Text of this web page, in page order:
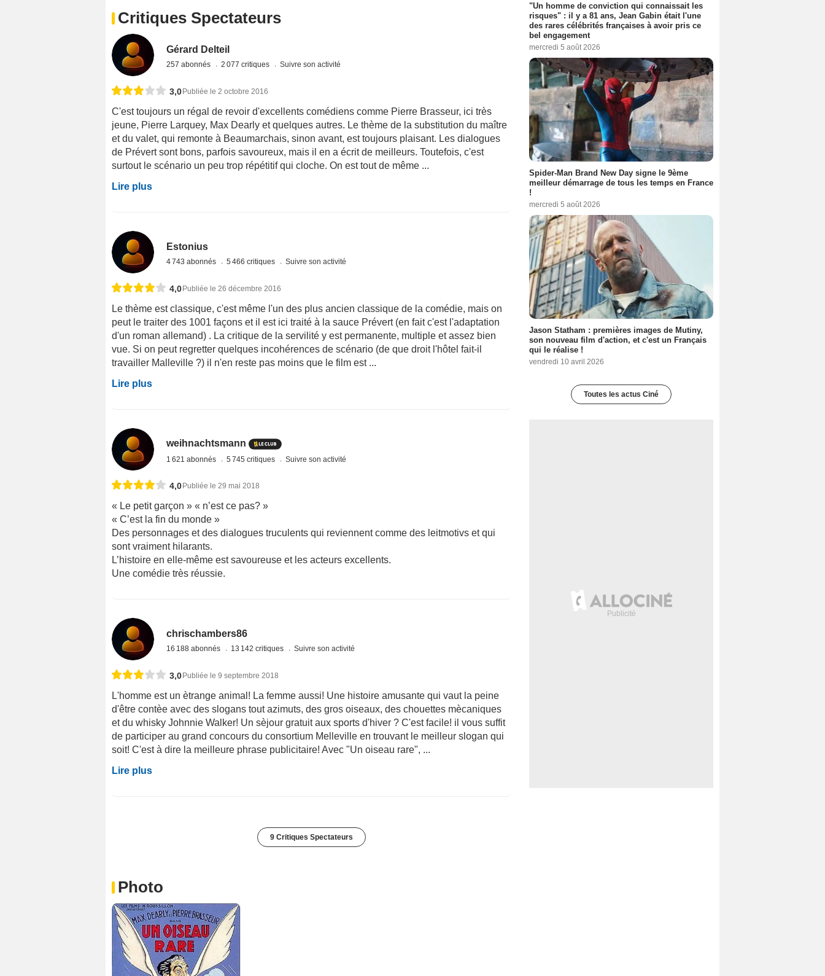
Critiques Spectateurs
Gérard Delteil
257 abonnés 2 077 critiques Suivre son activité
3,0Publiée le 2 octobre 2016
C'est toujours un régal de revoir d'excellents comédiens comme Pierre Brasseur, ici très
jeune, Pierre Larquey, Max Dearly et quelques autres. Le thème de la substitution du maître
et du valet, qui remonte à Beaumarchais, sinon avant, est toujours plaisant. Les dialogues
de Prévert sont bons, parfois savoureux, mais il en a écrit de meilleurs. Toutefois, c'est
surtout le scénario un peu trop répétitif qui cloche. On est tout de même ...
Lire plus
Estonius
4 743 abonnés 5 466 critiques Suivre son activité
4,0 Publiée le 26 décembre 2016
Le thème est classique, c'est même l'un des plus ancien classique de la comédie, mais on
peut le traiter des 1001 façons et il est ici traité à la sauce Prévert (en fait c'est l'adaptation
d'un roman allemand) . La critique de la servilité y est permanente, multiple et assez bien
vue. Si on peut regretter quelques incohérences de scénario (de que droit l'hôtel fait-il
travailler Malleville ?) il n'en reste pas moins que le film est ...
Lire plus
weihnachtsmann
1 621 abonnés 5 745 critiques Suivre son activité
4,0 Publiée le 29 mai 2018
« Le petit garçon » « n’est ce pas? »
« C’est la fin du monde »
Des personnages et des dialogues truculents qui reviennent comme des leitmotivs et qui
sont vraiment hilarants.
L’histoire en elle-même est savoureuse et les acteurs excellents.
Une comédie très réussie.
chrischambers86
16 188 abonnés 13 142 critiques Suivre son activité
3,0 Publiée le 9 septembre 2018
L'homme est un ètrange animal! La femme aussi! Une histoire amusante qui vaut la peine
d'être contèe avec des slogans tout azimuts, des gros oiseaux, des chouettes mècaniques
et du whisky Johnnie Walker! Un sèjour gratuit aux sports d'hiver ? C'est facile! il vous suffit
de participer au grand concours du consortium Melleville en trouvant le meilleur slogan qui
soit! C'est à dire la meilleure phrase publicitaire! Avec "Un oiseau rare", ...
Lire plus
9 Critiques Spectateurs
Photo
"Un homme de conviction qui connaissait les
risques" : il y a 81 ans, Jean Gabin était l'une
des rares célébrités françaises à avoir pris ce
bel engagement
mercredi 5 août 2026
Spider-Man Brand New Day signe le 9ème
meilleur démarrage de tous les temps en France
!
mercredi 5 août 2026
Jason Statham : premières images de Mutiny,
son nouveau film d'action, et c'est un Français
qui le réalise !
vendredi 10 avril 2026
Toutes les actus Ciné